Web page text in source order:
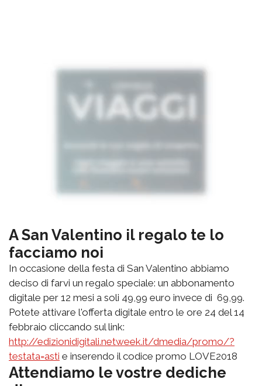
A San Valentino il regalo te lo
facciamo noi
In occasione della festa di San Valentino abbiamo
deciso di farvi un regalo speciale: un abbonamento
digitale per 12 mesi a soli 49,99 euro invece di 69,99.
Potete attivare l'offerta digitale entro le ore 24 del 14
febbraio cliccando sul link:
http://edizionidigitali.netweek.it/dmedia/promo/?
testata=asti e inserendo il codice promo LOVE2018
Attendiamo le vostre dediche